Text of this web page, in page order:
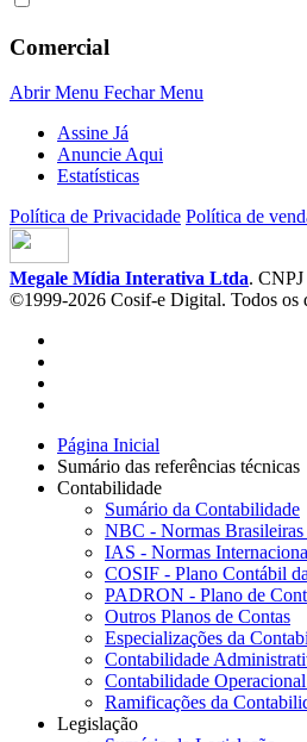
Comercial
Abrir Menu Fechar Menu
Assine Já
Anuncie Aqui
Estatísticas
Política de Privacidade Política de
Megale Mídia Interativa Ltda.
©1999-2026 Cosif-e Digital. Todos os
Página Inicial
Sumário das referências técnicas
Contabilidade
Sumário da Contabilidade
NBC - Normas
IAS - Normas
COSIF - Plano Contábil
PADRON - Plano de
Outros Planos de Contas
Especializações da
Contabilidade
Contabilidade
Ramificações da
Legislação